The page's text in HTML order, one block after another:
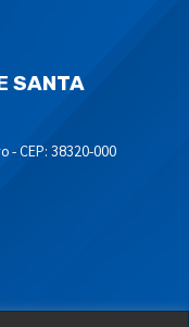
SANTA
- CEP: 38320-000